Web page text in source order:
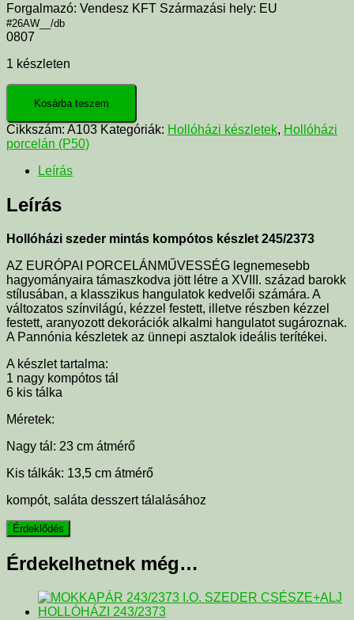
Forgalmazó: Vendesz KFT Származási hely: EU
#26AW__/db
0807
1 készleten
Kosárba teszem
Cikkszám: A103 Kategóriák: Hollóházi készletek, Hollóházi
porcelán (P50)
Leírás
Leírás
Hollóházi szeder mintás kompótos készlet 245/2373
AZ EURÓPAI PORCELÁNMŰVESSÉG legnemesebb
hagyományaira támaszkodva jött létre a XVIII. század barokk
stílusában, a klasszikus hangulatok kedvelői számára. A
változatos színvilágú, kézzel festett, illetve részben kézzel
festett, aranyozott dekorációk alkalmi hangulatot sugároznak.
A Pannónia készletek az ünnepi asztalok ideális terítékei.
A készlet tartalma:
1 nagy kompótos tál
6 kis tálka
Méretek:
Nagy tál: 23 cm átmérő
Kis tálkák: 13,5 cm átmérő
kompót, saláta desszert tálalásához
Érdekelhetnek még…